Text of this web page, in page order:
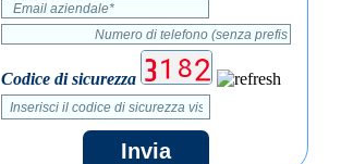
Codice di sicurezza
Invia